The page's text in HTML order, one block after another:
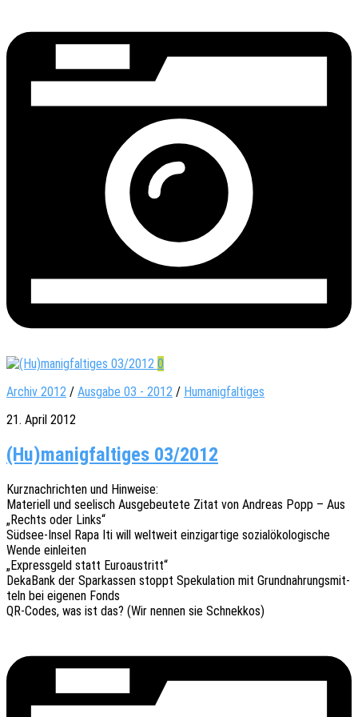
0
Archiv 2012 / Ausgabe 03 - 2012 / Humanigfaltiges
21. April 2012
(Hu)manigfaltiges 03/2012
Kurz­nach­rich­ten und Hinweise:
Mate­ri­ell und seelisch Ausge­beu­te­te Zitat von Andre­as Popp – Aus
„Rechts oder Links“
Südsee-Insel Rapa Iti will welt­weit einzig­ar­ti­ge sozi­al­öko­lo­gi­sche
Wende einleiten
„Express­geld statt Euroaustritt“
Deka­Bank der Spar­kas­sen stoppt Speku­la­ti­on mit Grund­nah­rungs­mit­
teln bei eige­nen Fonds
QR-Codes, was ist das? (Wir nennen sie Schnekkos)